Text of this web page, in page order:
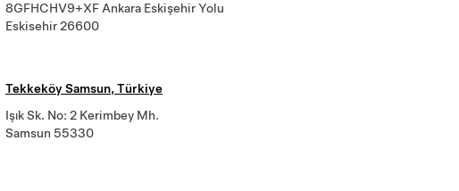
8GFHCHV9+XF Ankara Eskişehir Yolu
Eskisehir 26600
Tekkeköy Samsun, Türkiye
Işık Sk. No: 2 Kerimbey Mh.
Samsun 55330